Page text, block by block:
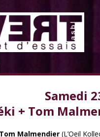
Samedi
+ Tom
Tom Malmendier (L’Oeil